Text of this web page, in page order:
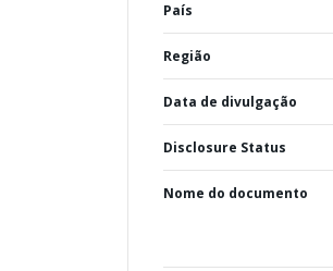
País
Região
Data de divulgação
Disclosure Status
Nome do documento